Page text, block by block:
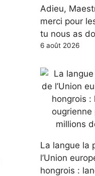
Adieu,
merci pour
tu nous as
6 août 2026
La langue la
l’Union
hongrois :